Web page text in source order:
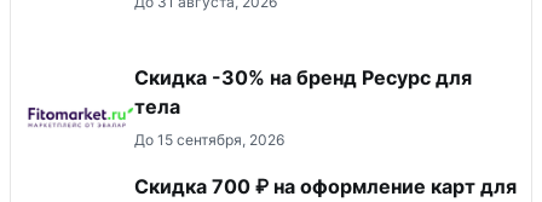
Скидка -30% на бренд Ресурс для
тела
До 15 сентября, 2026
Скидка 700 ₽ на оформление карт для